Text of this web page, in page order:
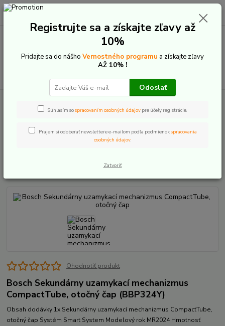
+421 907 20 22 33
0,00 €
CompactTube - príslušenstvo
Bosch Sekundárny uzamykací mechanizmus
Bosch Sekundárny uzamykací
Ohodnotiť produkt
Bosch Sekundárny uzamykací mechanizmus
CompactTube, otočný čap (BBP324Y)
Obsah dodávky 1x Sekundárny uzamykací mechanizmus CompactTube,
otočný čap Systém Smart System Modelový rok MR2024 Hmotnosť
Registrujte sa a získajte zľavy až
10%
Pridajte sa do nášho Vernostného programu a získajte zľavy
AŽ 10% !
Odoslať
Súhlasím sospracovaním osobných údajov pre účely registrácie.
Prajem si odoberať newslettere e-mailom podľa podmienokspracovania
osobných údajov.
Zatvoriť